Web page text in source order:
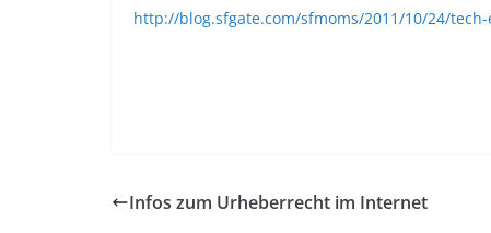
http://blog.sfgate.com/sfmoms/2011/10/24/
Infos zum Urheberrecht im Internet